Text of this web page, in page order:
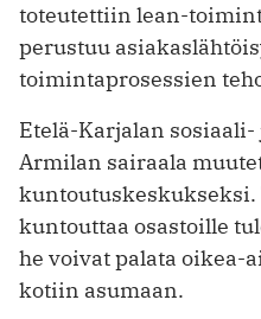
toteutettiin lean-
perustuu
toimintaprosessien
Etelä-Karjalan
Armilan sairaala
kuntoutuskeskukseksi.
kuntouttaa osastoille
he voivat palata oikea-
kotiin asumaan.